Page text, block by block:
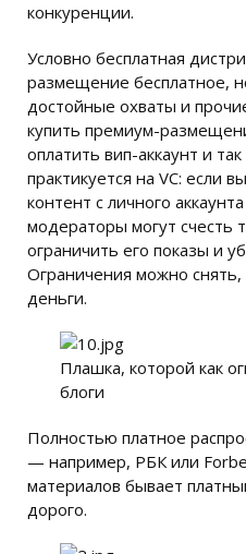
конкуренции.
Условно бесплатная
размещение бесплатное,
достойные охваты и
купить премиум-
оплатить вип-аккаунт и
практикуется на VC: если
контент с личного
модераторы могут счесть
ограничить его показы и
Ограничения можно
деньги.
Плашка, которой как
блоги
Полностью платное
— например, РБК или
материалов бывает
дорого.